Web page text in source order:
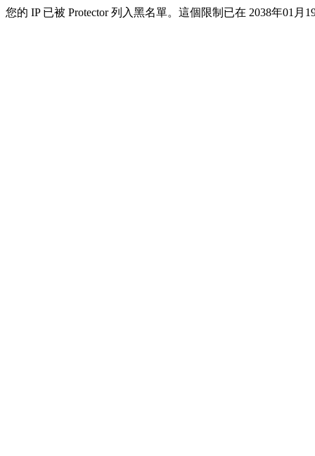
您的 IP 已被 Protector 列入黑名單。這個限制已在 2038年01月